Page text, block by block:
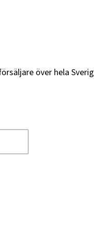
över hela